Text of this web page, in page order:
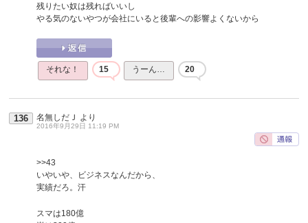
残りたい奴は残ればいいし
やる気のないやつが会社にいると後輩への影響よくないから
それな！ 15 うーん… 20
136 名無しだＪ より
2016年9月29日 11:19 PM
>>43
いやいや、ビジネスなんだから、
実績だろ。汗
スマは180億